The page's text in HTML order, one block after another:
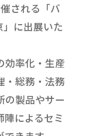
される「バ
に出展いた
効率化・生産
・総務・法務
の製品やサー
によるセミ